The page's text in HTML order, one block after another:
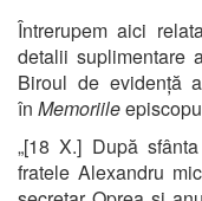
Întrerupem aici
detalii suplimentare
Biroul de evidență
în Memoriile
„[18 X.] După
fratele Alexandru